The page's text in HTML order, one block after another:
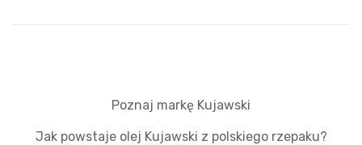
Poznaj markę Kujawski
Jak powstaje olej Kujawski z polskiego rzepaku?